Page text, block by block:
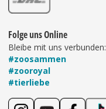
Folge uns Online
Bleibe mit uns verbunden:
#zoosammen
#zooroyal
#tierliebe